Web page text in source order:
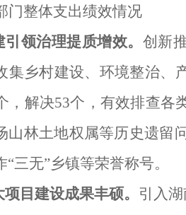
门整体支出绩效情况
引领治理提质增效。 创新
集乡村建设、环境整治、
，解决53个，有效排查各
山林土地权属等历史遗留
三无”乡镇等荣誉称号。
目建设成果丰硕。 引入